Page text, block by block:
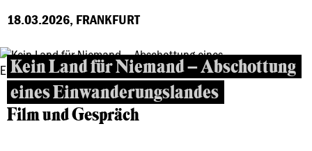
18.03.2026, FRANKFURT
Kein Land für Niemand – Abschottung
eines Einwanderungslandes
Film und Gespräch